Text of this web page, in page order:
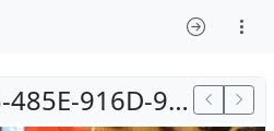
D0834C2E-0CC5-485E-916D-97428E562771.jpeg